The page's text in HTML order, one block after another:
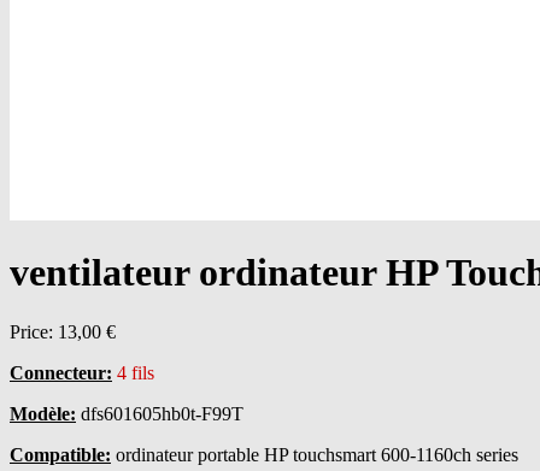
ventilateur ordinateur HP
Price: 13,00 €
Connecteur: 4 fils
Modèle: dfs601605hb0t-F99T
Compatible: ordinateur portable HP touchsmart 600-1160ch series